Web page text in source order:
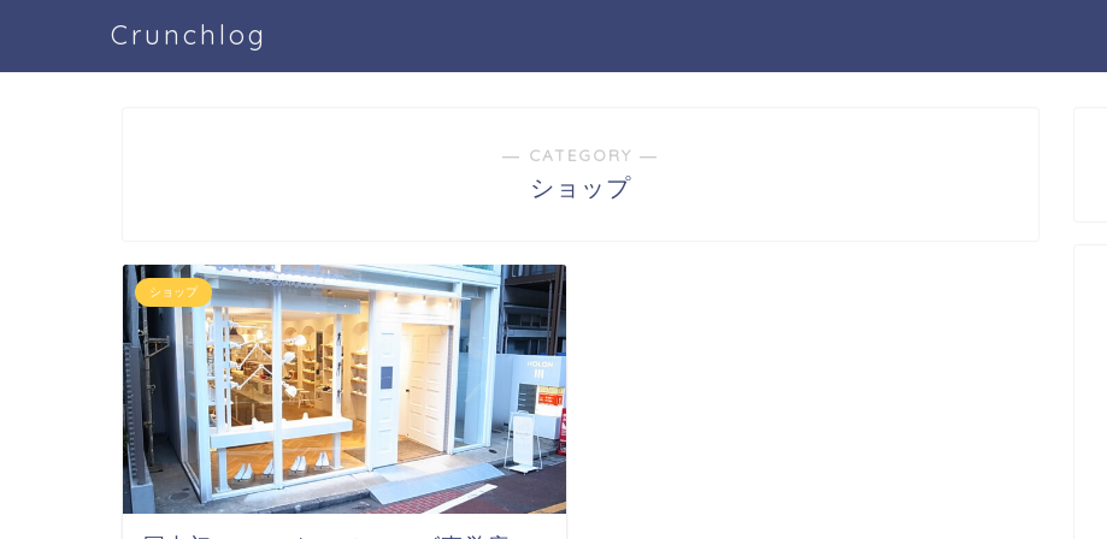
Crunchlog
― CATEGORY ―
ショップ
ショップ